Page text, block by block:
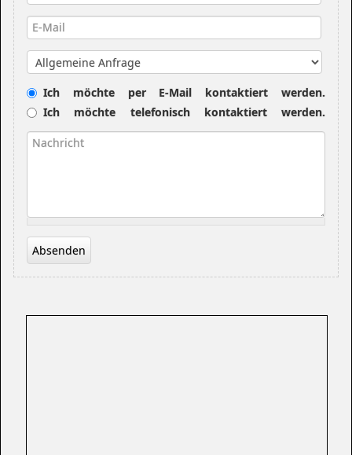
E-Mail*
Betreff
Kontaktwunsch
Ich möchte per E-Mail kontaktiert werden.
Ich möchte telefonisch kontaktiert werden.
Nachricht*